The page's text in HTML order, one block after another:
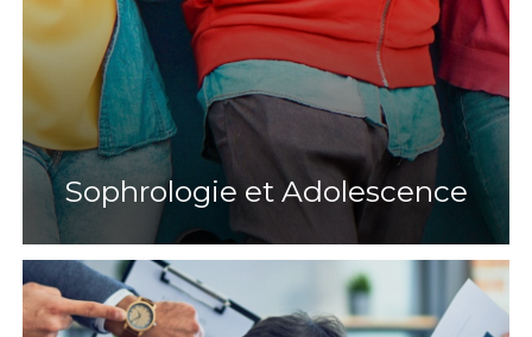
Sophrologie et Adolescence